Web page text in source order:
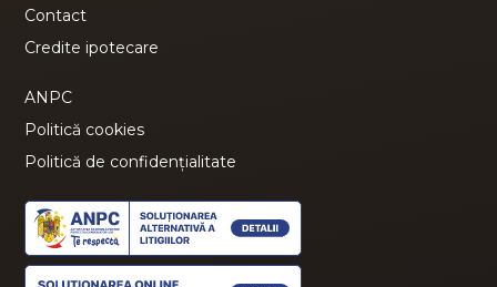
Contact
Credite ipotecare
ANPC
Politică cookies
Politică de confidențialitate